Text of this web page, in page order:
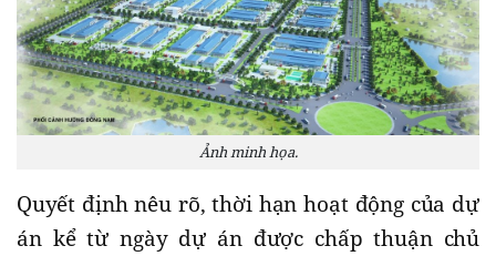
Ảnh minh họa.
Quyết định nêu rõ, thời hạn hoạt động của dự
án kể từ ngày dự án được chấp thuận chủ